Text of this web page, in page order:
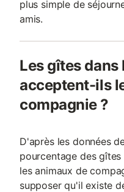
plus simple de
amis.
Les gîtes dans
acceptent-ils
compagnie ?
D'après les données
pourcentage des
les animaux de
supposer qu'il existe